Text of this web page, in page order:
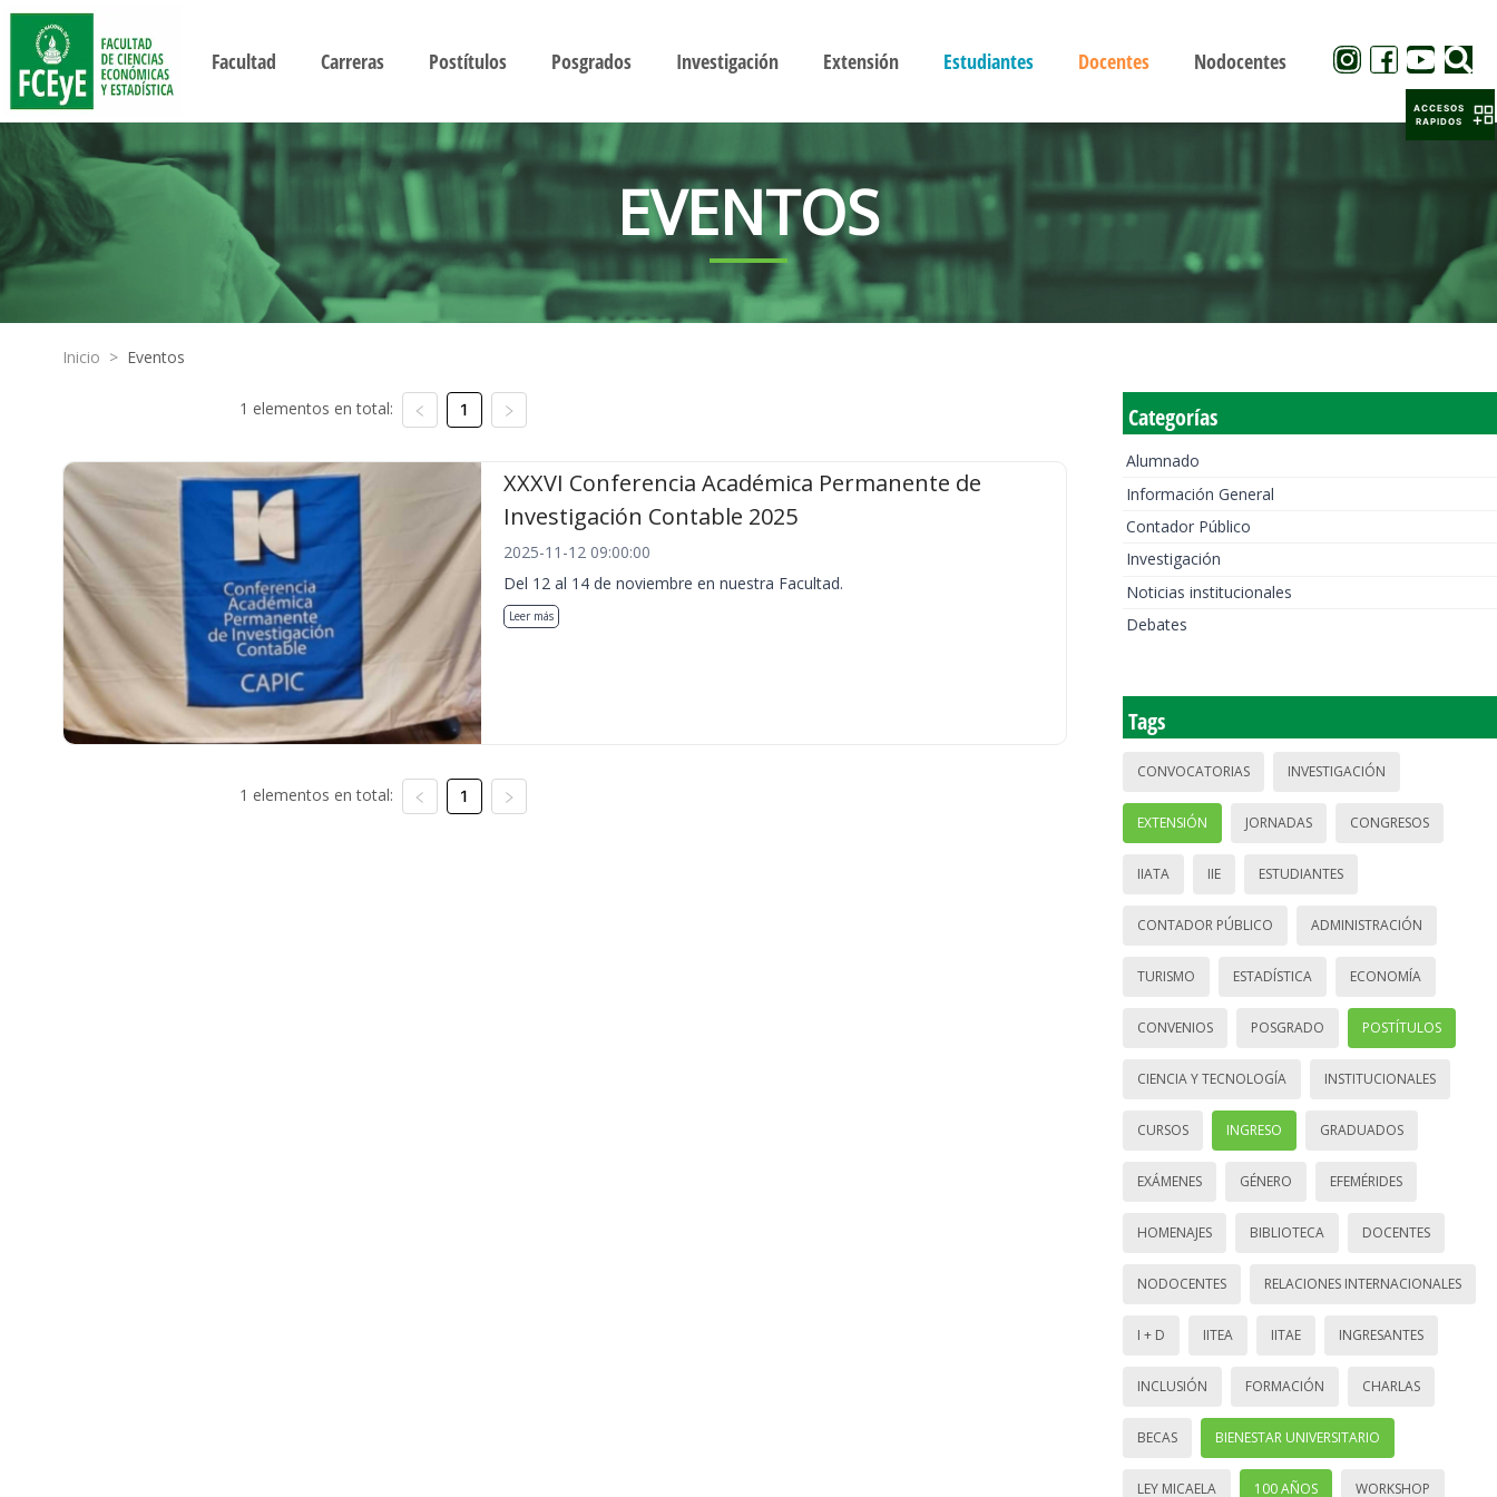
Facultad Carreras Postítulos Posgrados Investigación Extensión Estudiantes Docentes Nodocentes
EVENTOS
Inicio > Eventos
1 elementos en total: 1
XXXVI Conferencia Académica Permanente de
Investigación Contable 2025
2025-11-12 09:00:00
Del 12 al 14 de noviembre en nuestra Facultad.
Leer más
1 elementos en total: 1
Categorías
Alumnado
Información General
Contador Público
Investigación
Noticias institucionales
Debates
Tags
CONVOCATORIAS INVESTIGACIÓN
EXTENSIÓN JORNADAS CONGRESOS
IIATA IIE ESTUDIANTES
CONTADOR PÚBLICO ADMINISTRACIÓN
TURISMO ESTADÍSTICA ECONOMÍA
CONVENIOS POSGRADO POSTÍTULOS
CIENCIA Y TECNOLOGÍA INSTITUCIONALES
CURSOS INGRESO GRADUADOS
EXÁMENES GÉNERO EFEMÉRIDES
HOMENAJES BIBLIOTECA DOCENTES
NODOCENTES RELACIONES INTERNACIONALES
I + D IITEA IITAE INGRESANTES
INCLUSIÓN FORMACIÓN CHARLAS
BECAS BIENESTAR UNIVERSITARIO
LEY MICAELA 100 AÑOS WORKSHOP
ACCESOS
RAPIDOS